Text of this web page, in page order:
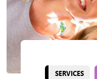
SERVICES